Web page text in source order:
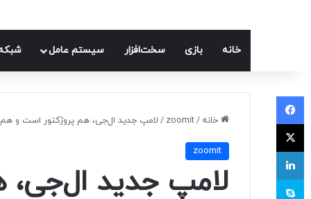
خانه بازی سخت‌افزار سيستم عامل
خانه /
zoomit
/ لامپ جدید ال‌جی، هم پروژکتور است و هم
zoomit
لامپ جدید ال‌جی،
فیسبوک